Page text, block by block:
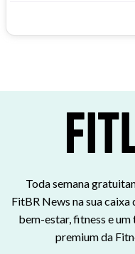
Toda semana
FitBR News na sua caixa
bem-estar, fitness e
premium da